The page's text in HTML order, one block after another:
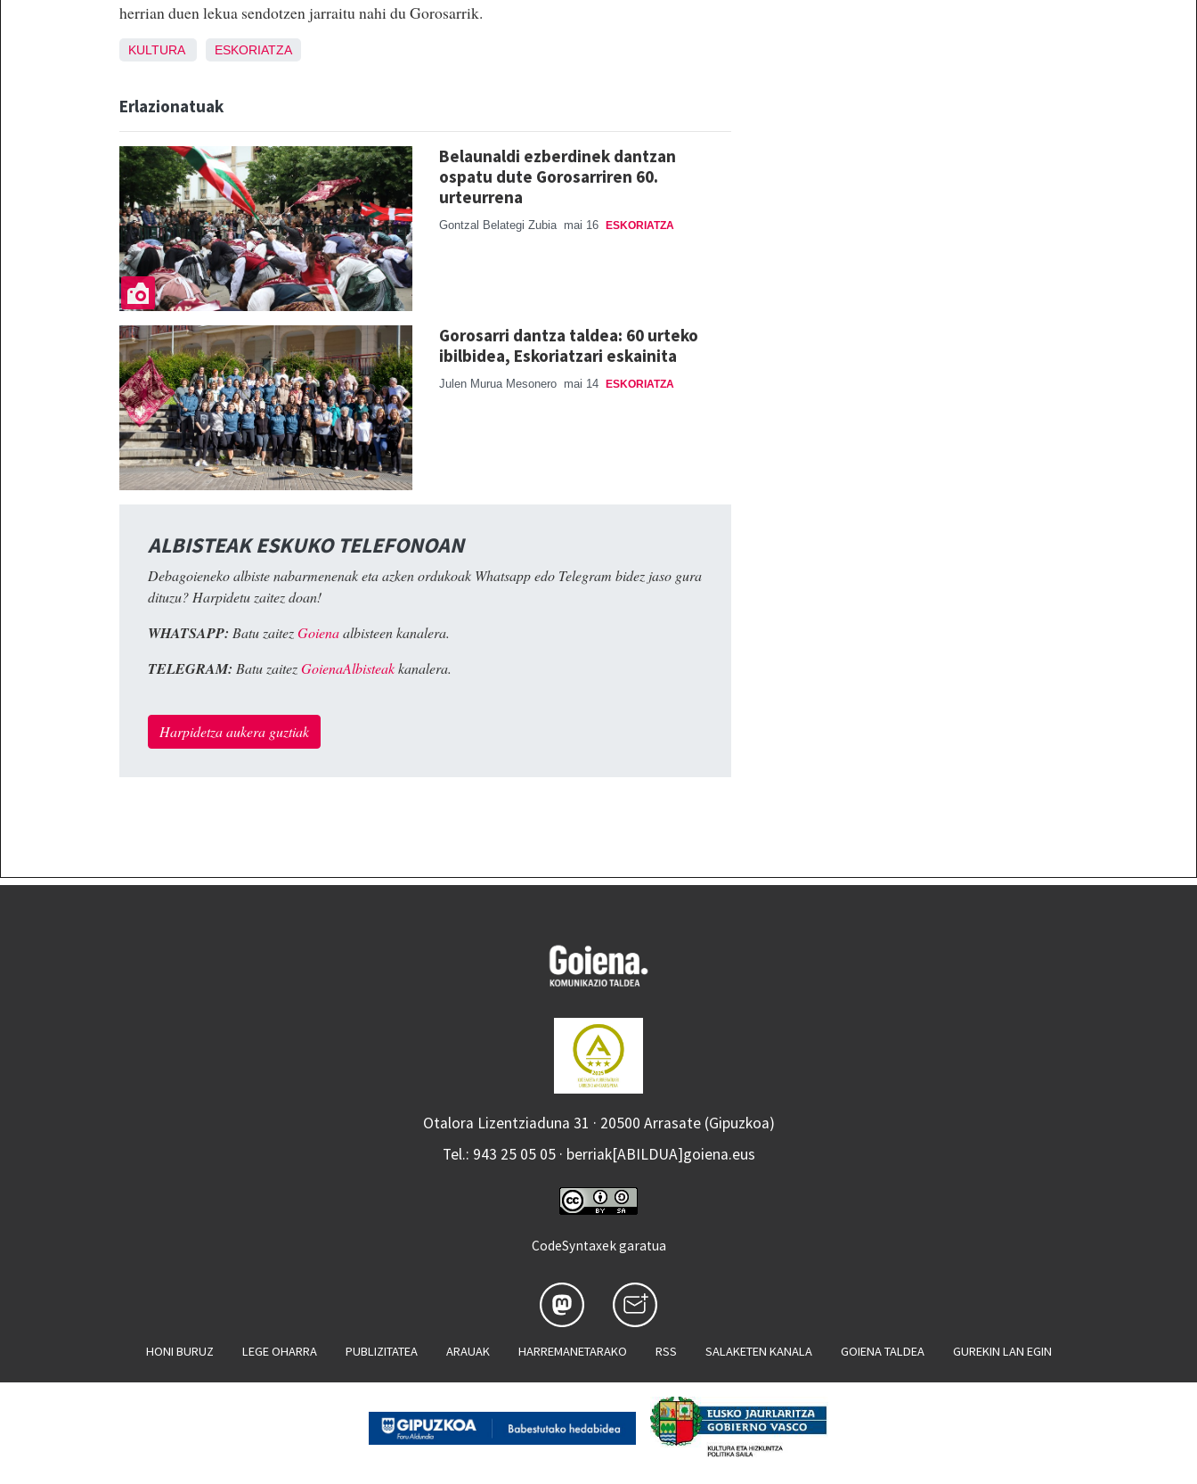
herrian duen lekua sendotzen jarraitu nahi du Gorosarrik.
KULTURA ESKORIATZA
Erlazionatuak
Belaunaldi ezberdinek dantzan
ospatu dute Gorosarriren 60.
urteurrena
Gontzal Belategi Zubia mai 16 ESKORIATZA
Gorosarri dantza taldea: 60 urteko
ibilbidea, Eskoriatzari eskainita
Julen Murua Mesonero mai 14 ESKORIATZA
ALBISTEAK ESKUKO TELEFONOAN
Debagoieneko albiste nabarmenenak eta azken ordukoak Whatsapp edo Telegram bidez jaso gura
dituzu? Harpidetu zaitez doan!
WHATSAPP: Batu zaitezGoienaalbisteen kanalera.
TELEGRAM: Batu zaitezGoienaAlbisteakkanalera.
Harpidetza aukera guztiak
Otalora Lizentziaduna 31 · 20500 Arrasate (Gipuzkoa)
Tel.: 943 25 05 05 · berriak[ABILDUA]goiena.eus
CodeSyntaxek garatua
HONI BURUZ LEGE OHARRA PUBLIZITATEA ARAUAK HARREMANETARAKO RSS SALAKETEN KANALA GOIENA TALDEA GUREKIN LAN EGIN